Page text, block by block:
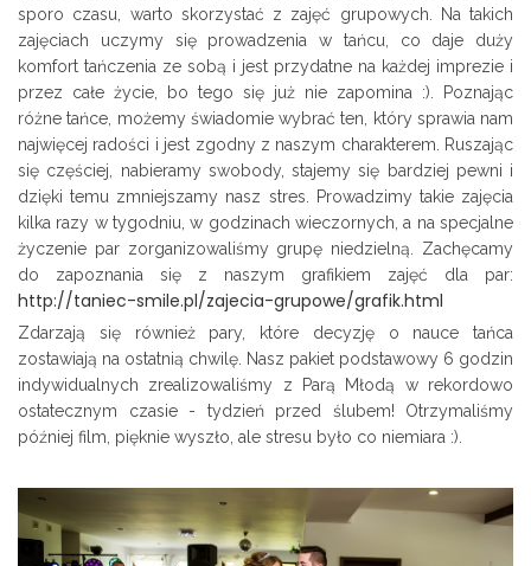
sporo czasu, warto skorzystać z zajęć grupowych. Na takich
zajęciach uczymy się prowadzenia w tańcu, co daje duży
komfort tańczenia ze sobą i jest przydatne na każdej imprezie i
przez całe życie, bo tego się już nie zapomina :). Poznając
różne tańce, możemy świadomie wybrać ten, który sprawia nam
najwięcej radości i jest zgodny z naszym charakterem. Ruszając
się częściej, nabieramy swobody, stajemy się bardziej pewni i
dzięki temu zmniejszamy nasz stres. Prowadzimy takie zajęcia
kilka razy w tygodniu, w godzinach wieczornych, a na specjalne
życzenie par zorganizowaliśmy grupę niedzielną. Zachęcamy
do zapoznania się z naszym grafikiem zajęć dla par:
http://taniec-smile.pl/zajecia-grupowe/grafik.html
Zdarzają się również pary, które decyzję o nauce tańca
zostawiają na ostatnią chwilę. Nasz pakiet podstawowy 6 godzin
indywidualnych zrealizowaliśmy z Parą Młodą w rekordowo
ostatecznym czasie - tydzień przed ślubem! Otrzymaliśmy
później film, pięknie wyszło, ale stresu było co niemiara :).